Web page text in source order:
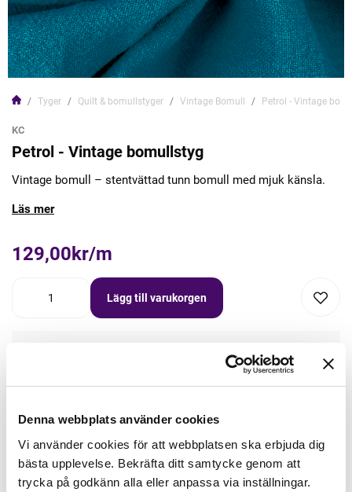
Denna webbplats använder cookies
Vi använder cookies för att webbplatsen ska erbjuda dig
bästa upplevelse. Bekräfta ditt samtycke genom att
trycka på godkänn alla eller anpassa via inställningar.
Tyger Quilt & bomullstyger Vintage Bomull Petrol - Vintage
KC
Petrol - Vintage bomullstyg
Vintage bomull – stentvättad tunn bomull med mjuk känsla.
Läs mer
129,00kr/m
Lägg till varukorgen
Lägg först önskad mängd i varukorgen,
välj sedan matchande tillbehör
Tråd matchande +45,00kr
4 st Matchande Overlocktråd +100,00kr